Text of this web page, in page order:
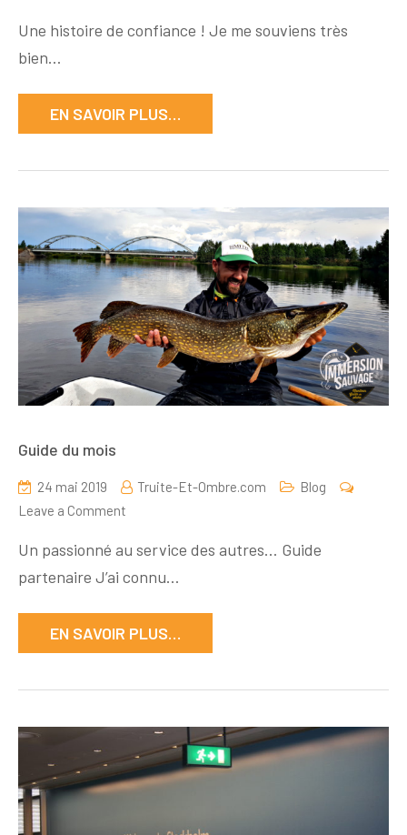
truites
PURE
Une histoire de confiance ! Je me souviens très
bien…
EN SAVOIR PLUS…
Guide du mois
24 mai 2019 Truite-Et-Ombre.com
Blog
Leave a Comment
du
mois
Un passionné au service des autres… Guide
partenaire J’ai connu…
EN SAVOIR PLUS…